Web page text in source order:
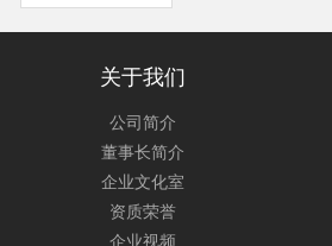
关于我们
公司简介
董事长简介
企业文化室
资质荣誉
企业视频